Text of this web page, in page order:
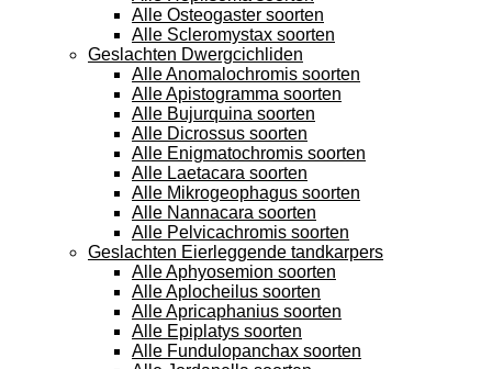
Alle Osteogaster soorten
Alle Scleromystax soorten
Geslachten Dwergcichliden
Alle Anomalochromis soorten
Alle Apistogramma soorten
Alle Bujurquina soorten
Alle Dicrossus soorten
Alle Enigmatochromis soorten
Alle Laetacara soorten
Alle Mikrogeophagus soorten
Alle Nannacara soorten
Alle Pelvicachromis soorten
Geslachten Eierleggende tandkarpers
Alle Aphyosemion soorten
Alle Aplocheilus soorten
Alle Apricaphanius soorten
Alle Epiplatys soorten
Alle Fundulopanchax soorten